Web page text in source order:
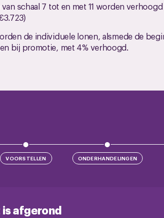
van schaal 7 tot en met 11 worden
de individuele lonen, alsmede de
bij promotie, met 4% verhoogd.
VOORSTELLEN ONDERHANDELINGEN
afgerond